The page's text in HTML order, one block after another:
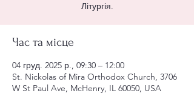
Літургія.
Час та місце
04 груд. 2025 р., 09:30 – 12:00
St. Nickolas of Mira Orthodox Church, 3706
W St Paul Ave, McHenry, IL 60050, USA